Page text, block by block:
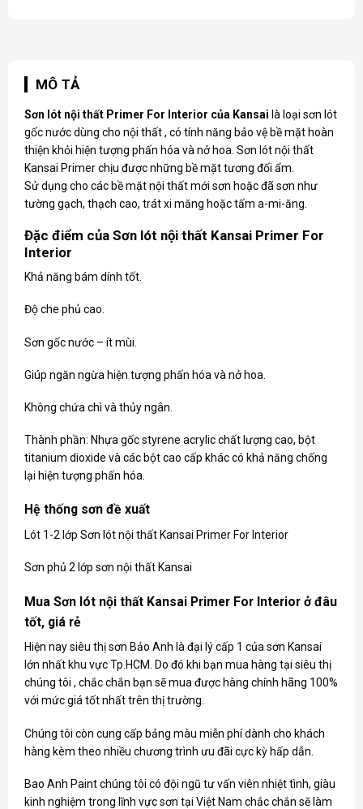
MÔ TẢ
Sơn lót nội thất Primer For Interior của Kansai là loại sơn lót
gốc nước dùng cho nội thất , có tính năng bảo vệ bề mặt hoàn
thiện khỏi hiện tượng phấn hóa và nở hoa. Sơn lót nội thất
Kansai Primer chịu được những bề mặt tương đối ẩm.
Sử dụng cho các bề mặt nội thất mới sơn hoặc đã sơn như
tường gạch, thạch cao, trát xi măng hoặc tấm a-mi-ăng.
Đặc điểm của Sơn lót nội thất Kansai Primer For
Interior
Khả năng bám dính tốt.
Độ che phủ cao.
Sơn gốc nước – ít mùi.
Giúp ngăn ngừa hiện tượng phấn hóa và nở hoa.
Không chứa chì và thủy ngân.
Thành phần: Nhựa gốc styrene acrylic chất lượng cao, bột
titanium dioxide và các bột cao cấp khác có khả năng chống
lại hiện tượng phấn hóa.
Hệ thống sơn đề xuất
Lót 1-2 lớp Sơn lót nội thất Kansai Primer For Interior
Sơn phủ 2 lớp sơn nội thất Kansai
Mua Sơn lót nội thất Kansai Primer For Interior ở đâu
tốt, giá rẻ
Hiện nay siêu thị sơn Bảo Anh là đại lý cấp 1 củasơn Kansai
lớn nhất khu vực Tp.HCM. Do đó khi bạn mua hàng tại siêu thị
chúng tôi , chắc chắn bạn sẽ mua được hàng chính hãng 100%
với mức giá tốt nhất trên thị trường.
Chúng tôi còn cung cấp bảng màu miễn phí dành cho khách
hàng kèm theo nhiều chương trình ưu đãi cực kỳ hấp dẫn.
Bao Anh Paint chúng tôi có đội ngũ tư vấn viên nhiệt tình, giàu
kinh nghiệm trong lĩnh vực sơn tại Việt Nam chắc chắn sẽ làm